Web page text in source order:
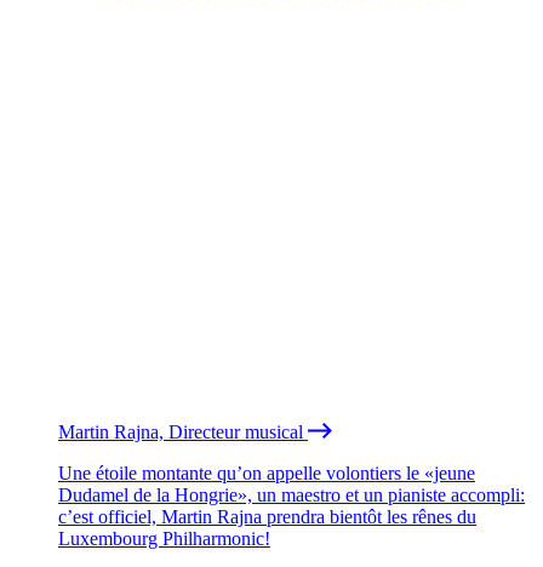
Martin Rajna, Directeur musical
Une étoile montante qu’on appelle volontiers le «jeune
Dudamel de la Hongrie», un maestro et un pianiste accompli:
c’est officiel, Martin Rajna prendra bientôt les rênes du
Luxembourg Philharmonic!